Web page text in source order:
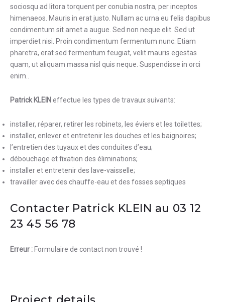
sociosqu ad litora torquent per conubia nostra, per inceptos
himenaeos. Mauris in erat justo. Nullam ac urna eu felis dapibus
condimentum sit amet a augue. Sed non neque elit. Sed ut
imperdiet nisi. Proin condimentum fermentum nunc. Etiam
pharetra, erat sed fermentum feugiat, velit mauris egestas
quam, ut aliquam massa nisl quis neque. Suspendisse in orci
enim..
Patrick KLEIN effectue les types de travaux suivants:
installer, réparer, retirer les robinets, les éviers et les toilettes;
installer, enlever et entretenir les douches et les baignoires;
l’entretien des tuyaux et des conduites d’eau;
débouchage et fixation des éliminations;
installer et entretenir des lave-vaisselle;
travailler avec des chauffe-eau et des fosses septiques
Contacter Patrick KLEIN au 03 12
23 45 56 78
Erreur : Formulaire de contact non trouvé !